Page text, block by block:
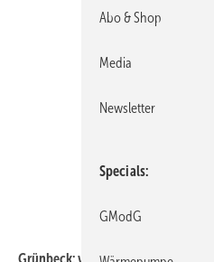
Abo & Shop
Media
Newsletter
Specials
GModG